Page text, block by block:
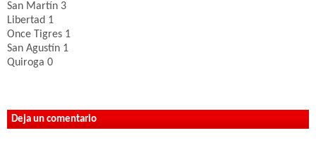
San Martín 3
Libertad 1
Once Tigres 1
San Agustín 1
Quiroga 0
Deja un comentario